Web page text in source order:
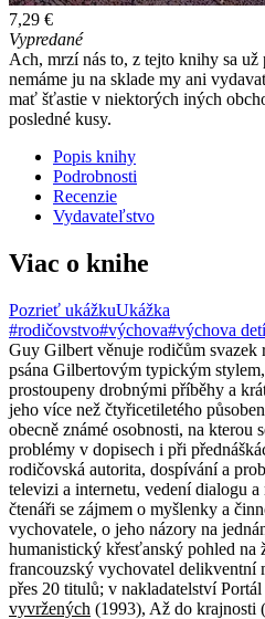
7,29 €
Vypredané
Ach, mrzí nás to, z tejto knihy sa
nemáme ju na sklade my ani
mať šťastie v niektorých iných
posledné kusy.
Popis knihy
Podrobnosti
Recenzie
Vydavateľstvo
Viac o knihe
Pozrieť ukážkuUkážka
#rodičovstvo#výchova#výchova detí
Guy Gilbert věnuje rodičům
psána Gilbertovým typickým
prostoupeny drobnými příběhy a
jeho více než čtyřicetiletého
obecně známé osobnosti, na kterou
problémy v dopisech i při
rodičovská autorita, dospívání a
televizi a internetu, vedení dialogu
čtenáři se zájmem o myšlenky a
vychovatele, o jeho názory na
humanistický křesťanský pohled
francouzský vychovatel delikventní
přes 20 titulů; v nakladatelství
vyvržených (1993), Až do krajnosti